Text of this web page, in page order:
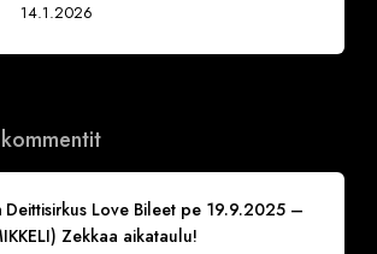
14.1.2026
Deittisirkus Love Bileet pe 19.9.2025 –
Zekkaa aikataulu!